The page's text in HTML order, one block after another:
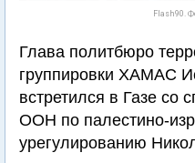
Flash90.
Глава политбюро
группировки ХАМАС
встретился в Газе со
ООН по палестино-
урегулированию